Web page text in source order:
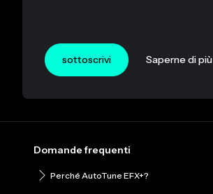
sottoscrivi Saperne di più
Domande frequenti
Perché AutoTune EFX+?